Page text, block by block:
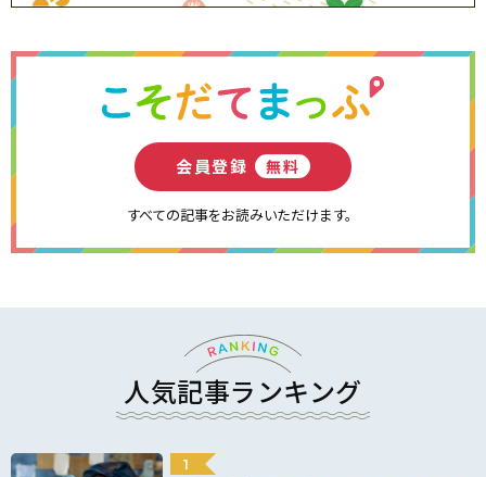
会員登録 無料
すべての記事をお読みいただけます。
人気記事ランキング
1